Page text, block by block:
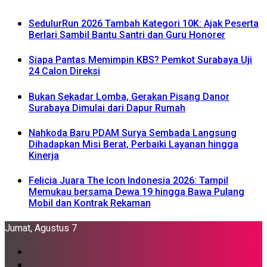
SedulurRun 2026 Tambah Kategori 10K: Ajak Peserta
Berlari Sambil Bantu Santri dan Guru Honorer
Siapa Pantas Memimpin KBS? Pemkot Surabaya Uji
24 Calon Direksi
Bukan Sekadar Lomba, Gerakan Pisang Danor
Surabaya Dimulai dari Dapur Rumah
Nahkoda Baru PDAM Surya Sembada Langsung
Dihadapkan Misi Berat, Perbaiki Layanan hingga
Kinerja
Felicia Juara The Icon Indonesia 2026: Tampil
Memukau bersama Dewa 19 hingga Bawa Pulang
Mobil dan Kontrak Rekaman
Jumat, Agustus 7